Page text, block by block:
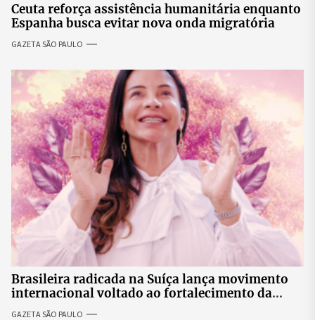
Ceuta reforça assistência humanitária enquanto
Espanha busca evitar nova onda migratória
GAZETA SÃO PAULO
Brasileira radicada na Suíça lança movimento
internacional voltado ao fortalecimento da
identidade feminina
GAZETA SÃO PAULO